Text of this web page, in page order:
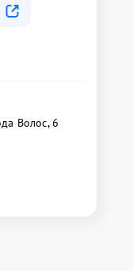
Волос, 6